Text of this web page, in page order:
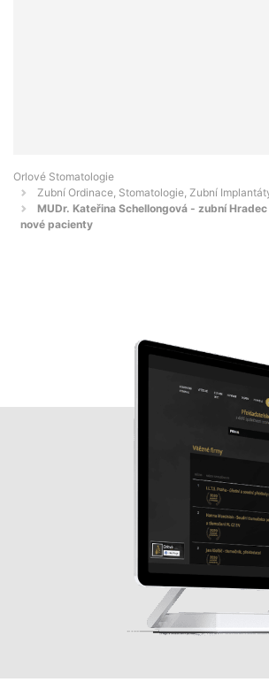
Orlové Stomatologie
Zubní Ordinace, Stomatologie, Zubní
MUDr. Kateřina Schellongová - zubní
nové pacienty